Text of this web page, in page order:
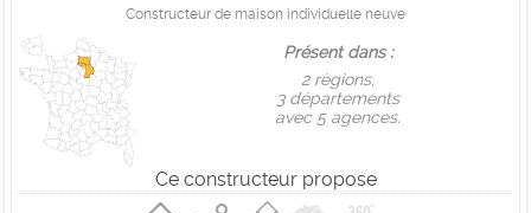
Constructeur de maison individuelle neuve
Présent dans :
2 règions,
3 départements
avec 5 agences.
Ce constructeur propose